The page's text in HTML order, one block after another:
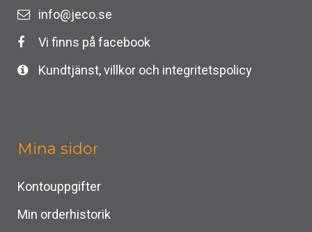
info@jeco.se
Vi finns på facebook
Kundtjänst, villkor och integritetspolicy
Mina sidor
Kontouppgifter
Min orderhistorik